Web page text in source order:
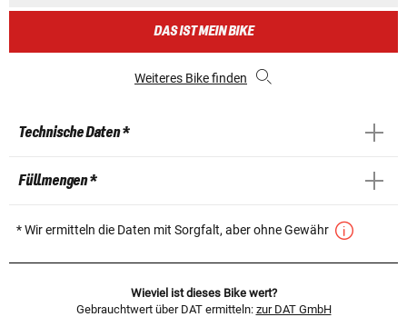
DAS IST MEIN BIKE
Weiteres Bike finden
Technische Daten *
Füllmengen *
* Wir ermitteln die Daten mit Sorgfalt, aber ohne Gewähr
Wieviel ist dieses Bike wert?
Gebrauchtwert über DAT ermitteln: zur DAT GmbH